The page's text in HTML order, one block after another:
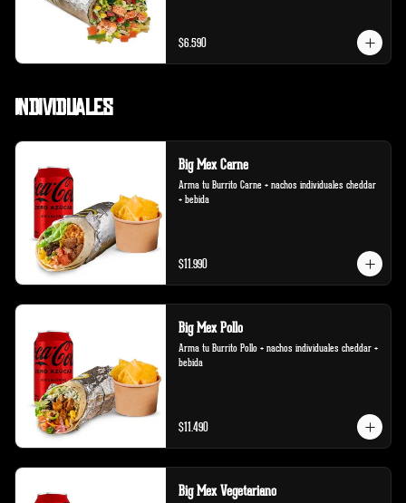
$6.590
Individuales
Big Mex Carne
Arma tu Burrito Carne + nachos individuales cheddar
+ bebida
$11.990
Big Mex Pollo
Arma tu Burrito Pollo + nachos individuales cheddar +
bebida
$11.490
Big Mex Vegetariano